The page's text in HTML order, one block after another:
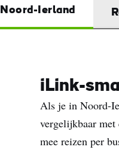
Noord-Ierland
iLink-
Als je in Noord-
vergelijkbaar
mee reizen per